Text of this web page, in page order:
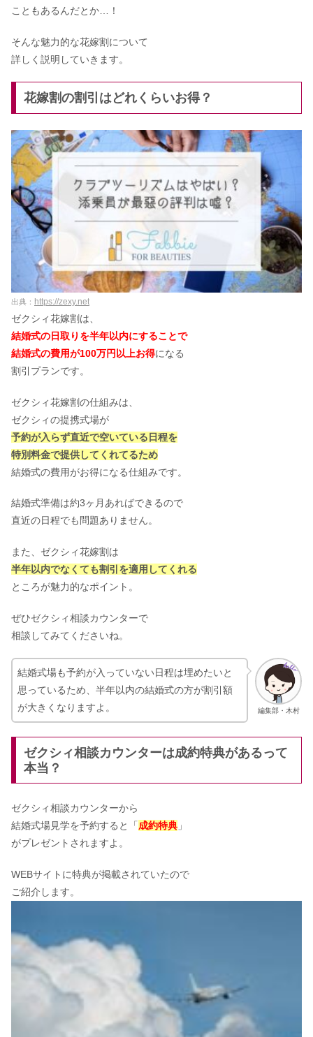
こともあるんだとか…！
そんな魅力的な花嫁割について
詳しく説明していきます。
花嫁割の割引はどれくらいお得？
出典： https://zexy.net
ゼクシィ花嫁割は、
結婚式の日取りを半年以内にすることで
結婚式の費用が100万円以上お得になる
割引プランです。
ゼクシィ花嫁割の仕組みは、
ゼクシィの提携式場が
予約が入らず直近で空いている日程を
特別料金で提供してくれてるため
結婚式の費用がお得になる仕組みです。
結婚式準備は約3ヶ月あればできるので
直近の日程でも問題ありません。
また、ゼクシィ花嫁割は
半年以内でなくても割引を適用してくれる
ところが魅力的なポイント。
ぜひゼクシィ相談カウンターで
相談してみてくださいね。
編集部・木村
結婚式場も予約が入っていない日程は埋めたいと
思っているため、半年以内の結婚式の方が割引額
が大きくなりますよ。
ゼクシィ相談カウンターは成約特典があるって
本当？
ゼクシィ相談カウンターから
結婚式場見学を予約すると「 成約特典 」
がプレゼントされますよ。
WEBサイトに特典が掲載されていたので
ご紹介します。